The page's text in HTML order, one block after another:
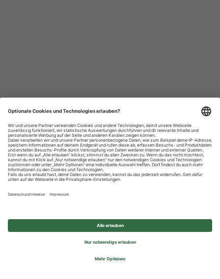
Datenschutzhinweise
Impressum
Privatsphäre-Einstellungen
© 2026 REWE Group - All rights reserved